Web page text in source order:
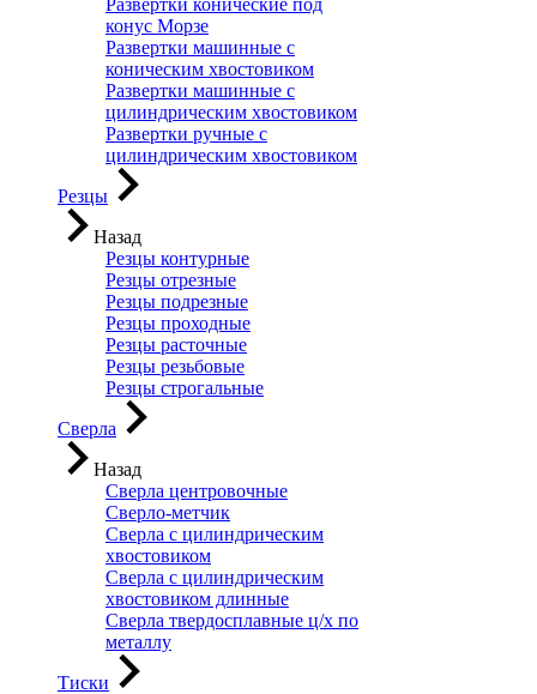
Развертки конические под
конус Морзе
Развертки машинные с
коническим хвостовиком
Развертки машинные с
цилиндрическим хвостовиком
Развертки ручные с
цилиндрическим хвостовиком
Резцы
Назад
Резцы контурные
Резцы отрезные
Резцы подрезные
Резцы проходные
Резцы расточные
Резцы резьбовые
Резцы строгальные
Сверла
Назад
Сверла центровочные
Сверло-метчик
Сверла с цилиндрическим
хвостовиком
Сверла с цилиндрическим
хвостовиком длинные
Сверла твердосплавные ц/х по
металлу
Тиски